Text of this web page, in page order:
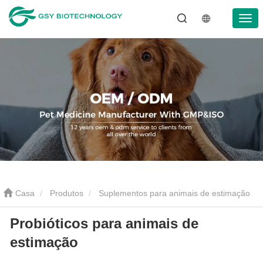
Casa Produtos Suplementos para animais de estimação
Probióticos para animais de estimação
Probióticos para animais de
estimação